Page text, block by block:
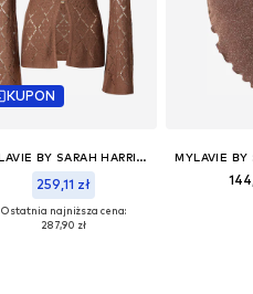
KUPON
MYLAVIE BY SARAH HARRISON
259,11 zł
Ostatnia najniższa cena:
287,90 zł